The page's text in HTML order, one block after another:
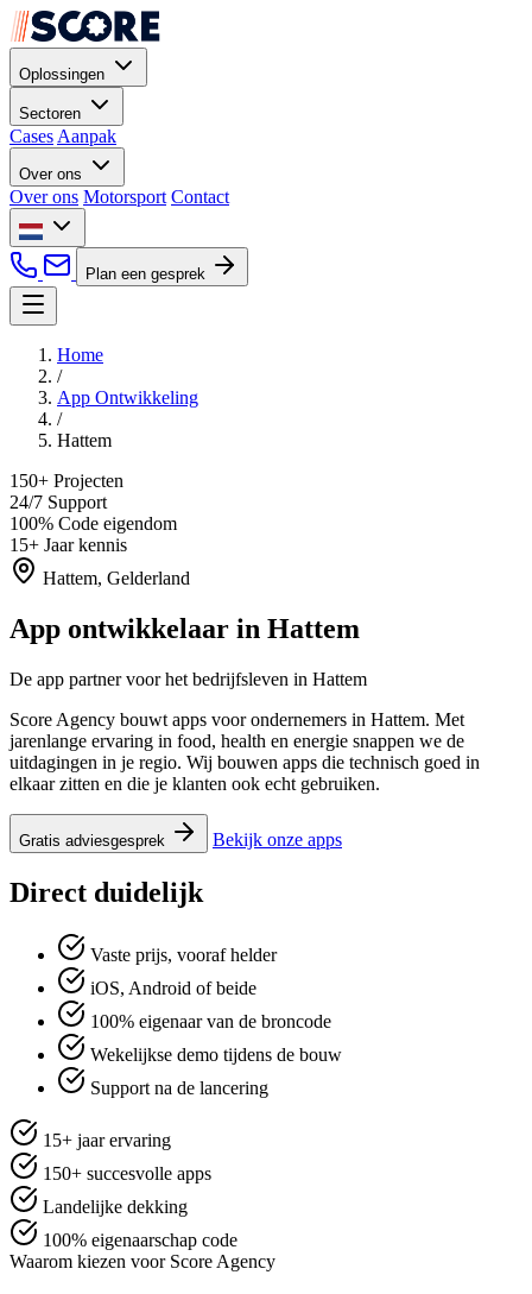
Oplossingen
Sectoren
Cases Aanpak
Over ons
Over ons Motorsport Contact
Plan een gesprek
Home
/
App Ontwikkeling
/
Hattem
150+ Projecten
24/7 Support
100% Code eigendom
15+ Jaar kennis
Hattem, Gelderland
App ontwikkelaar in Hattem
De app partner voor het bedrijfsleven in Hattem
Score Agency bouwt apps voor ondernemers in Hattem. Met
jarenlange ervaring in food, health en energie snappen we de
uitdagingen in je regio. Wij bouwen apps die technisch goed in
elkaar zitten en die je klanten ook echt gebruiken.
Gratis adviesgesprek Bekijk onze apps
Direct duidelijk
Vaste prijs, vooraf helder
iOS, Android of beide
100% eigenaar van de broncode
Wekelijkse demo tijdens de bouw
Support na de lancering
15+ jaar ervaring
150+ succesvolle apps
Landelijke dekking
100% eigenaarschap code
Waarom kiezen voor Score Agency